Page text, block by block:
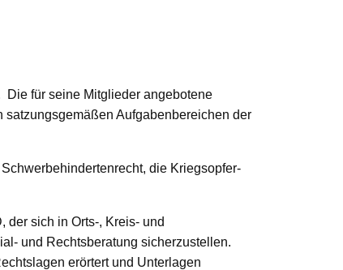
Die für seine Mitglieder angebotene
Aufgabenbereichen der
die Kriegsopfer-
der sich in Orts-, Kreis- und
und Rechtsberatung sicherzustellen.
erörtert und Unterlagen